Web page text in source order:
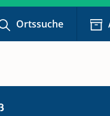
Ortssuche
verfügbaren